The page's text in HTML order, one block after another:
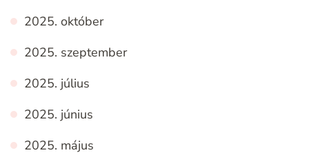
2025. október
2025. szeptember
2025. július
2025. június
2025. május